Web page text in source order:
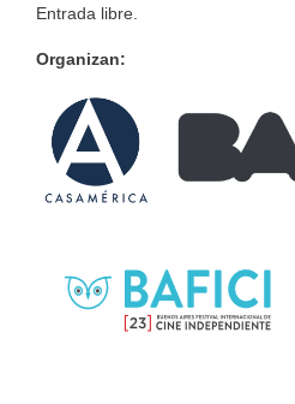
Entrada libre.
Organizan: